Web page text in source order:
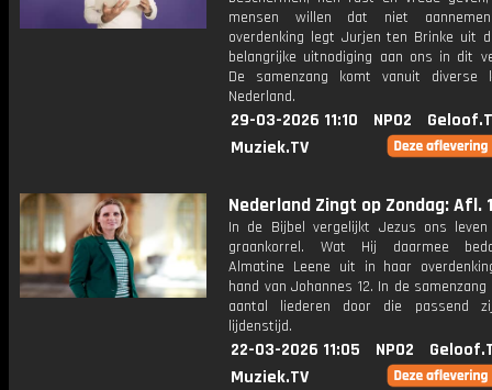
mensen willen dat niet
overdenking legt Jurjen ten Brinke uit
belangrijke uitnodiging aan ons in dit
De samenzang komt vanuit diverse
Nederland.
29-03-2026 11:10 NPO2
Muziek.TV
Nederland Zingt op Zondag: Afl.
In de Bijbel vergelijkt Jezus ons
graankorrel. Wat Hij daarmee
Almatine Leene uit in haar
hand van Johannes 12. In de
aantal liederen door die passend
lijdenstijd.
22-03-2026 11:05 NPO2
Muziek.TV